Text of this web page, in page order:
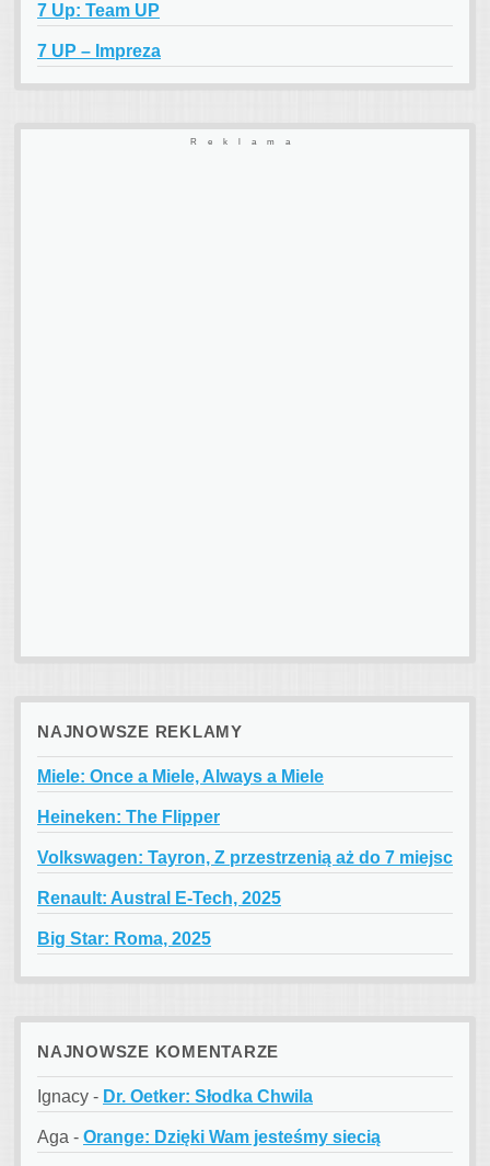
7 Up: Team UP
7 UP – Impreza
Reklama
NAJNOWSZE REKLAMY
Miele: Once a Miele, Always a Miele
Heineken: The Flipper
Volkswagen: Tayron, Z przestrzenią aż do 7 miejsc
Renault: Austral E-Tech, 2025
Big Star: Roma, 2025
NAJNOWSZE KOMENTARZE
Ignacy - Dr. Oetker: Słodka Chwila
Aga - Orange: Dzięki Wam jesteśmy siecią